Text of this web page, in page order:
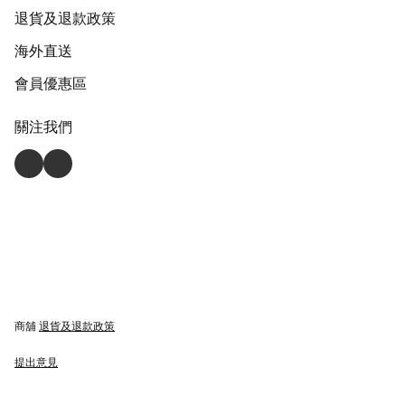
退貨及退款政策
海外直送
會員優惠區
關注我們
商舖 退貨及退款政策
提出意見